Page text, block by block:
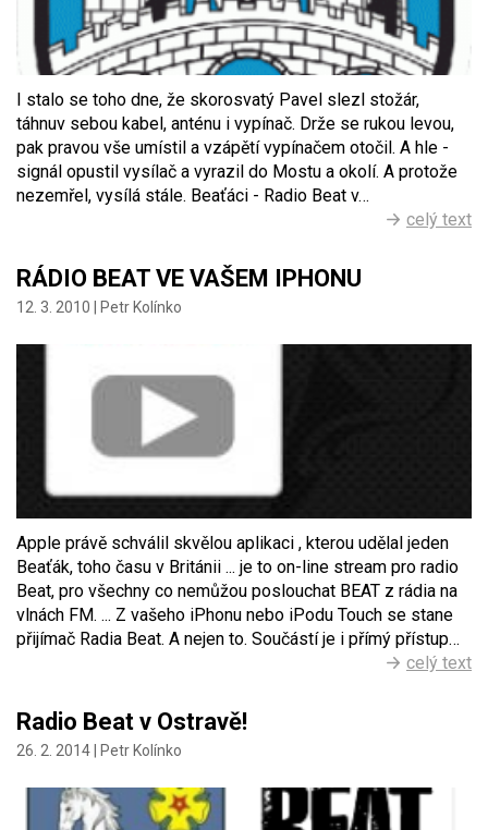
I stalo se toho dne, že skorosvatý Pavel slezl stožár,
táhnuv sebou kabel, anténu i vypínač. Drže se rukou levou,
pak pravou vše umístil a vzápětí vypínačem otočil. A hle -
signál opustil vysílač a vyrazil do Mostu a okolí. A protože
nezemřel, vysílá stále. Beaťáci - Radio Beat v…
celý text
RÁDIO BEAT VE VAŠEM IPHONU
12. 3. 2010 | Petr Kolínko
Apple právě schválil skvělou aplikaci , kterou udělal jeden
Beaťák, toho času v Británii ... je to on-line stream pro radio
Beat, pro všechny co nemůžou poslouchat BEAT z rádia na
vlnách FM. ... Z vašeho iPhonu nebo iPodu Touch se stane
přijímač Radia Beat. A nejen to. Součástí je i přímý přístup…
celý text
Radio Beat v Ostravě!
26. 2. 2014 | Petr Kolínko